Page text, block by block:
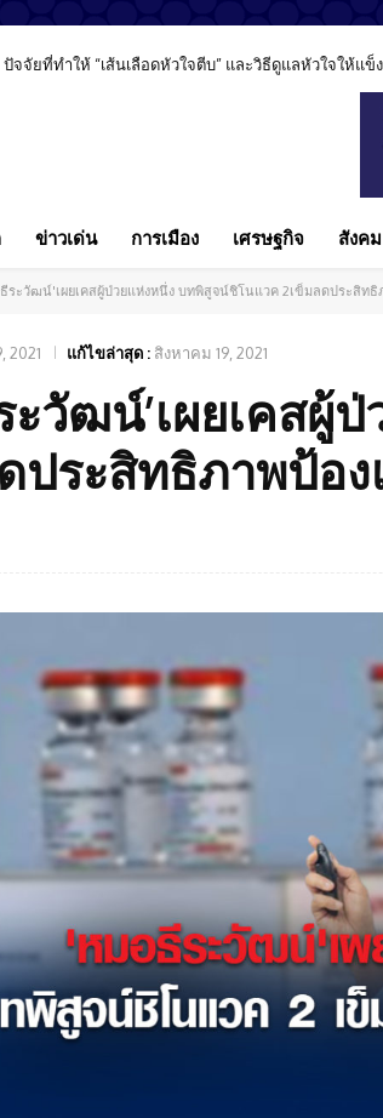
ปัจจัยที่ทำให้ “เส้นเลือดหัวใจตีบ” และวิธีดูแลหัวใจให้แข็
ข่าวเด่น การเมือง เศรษฐกิจ สังคม
ระวัฒน์'เผยเคสผู้ป่วยแห่งหนึ่ง บทพิสูจน์ชิโนแวค 2เข็มลดประสิทธิ
2021 แก้ไขล่าสุด : สิงหาคม 19, 2021
ะวัฒน์’เผยเคส
ประสิทธิภาพป้อง